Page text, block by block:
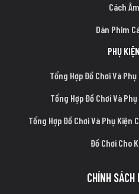
Cách
Dán Phim
PHỤ
Tổng Hợp Đồ Chơi Và
Tổng Hợp Đồ Chơi Và
Tổng Hợp Đồ Chơi Và Phụ Kiện
Đồ Chơi Cho
CHÍNH SÁCH